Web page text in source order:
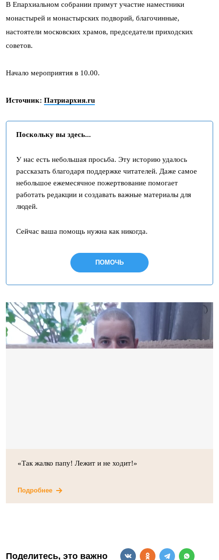
В Епархиальном собрании примут участие наместники
монастырей и монастырских подворий, благочинные,
настоятели московских храмов, председатели приходских
советов.
Начало мероприятия в 10.00.
Источник: Патриархия.ru
Поскольку вы здесь...
У нас есть небольшая просьба. Эту историю удалось
рассказать благодаря поддержке читателей. Даже самое
небольшое ежемесячное пожертвование помогает
работать редакции и создавать важные материалы для
людей.
Сейчас ваша помощь нужна как никогда.
ПОМОЧЬ
«Так жалко папу! Лежит и не ходит!»
Подробнее
Поделитесь, это важно